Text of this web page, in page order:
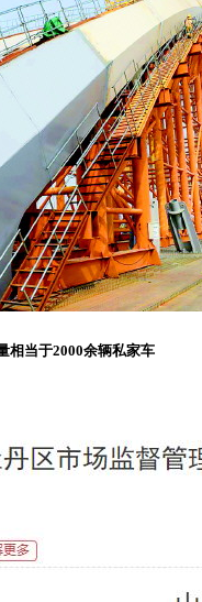
相当于2000余辆私家车